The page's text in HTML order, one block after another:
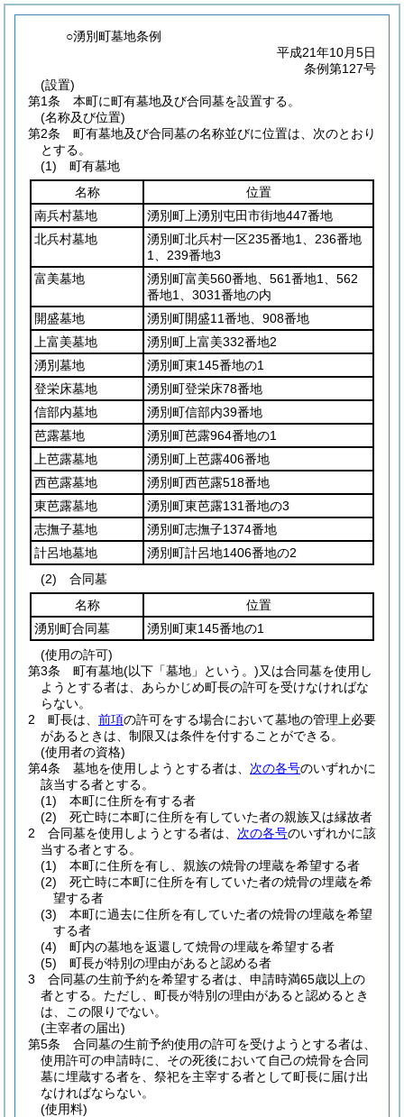
○湧別町墓地条例
平成21年10月5日
条例第127号
(設置)
第1条
本町に町有墓地及び合同墓を設置する。
(名称及び位置)
第2条
町有墓地及び合同墓の名称並びに位置は、次のとおり
とする。
(1)
町有墓地
名称
位置
南兵村墓地
湧別町上湧別屯田市街地447番地
北兵村墓地
湧別町北兵村一区235番地1、236番地
1、239番地3
富美墓地
湧別町富美560番地、561番地1、562
番地1、3031番地の内
開盛墓地
湧別町開盛11番地、908番地
上富美墓地
湧別町上富美332番地2
湧別墓地
湧別町東145番地の1
登栄床墓地
湧別町登栄床78番地
信部内墓地
湧別町信部内39番地
芭露墓地
湧別町芭露964番地の1
上芭露墓地
湧別町上芭露406番地
西芭露墓地
湧別町西芭露518番地
東芭露墓地
湧別町東芭露131番地の3
志撫子墓地
湧別町志撫子1374番地
計呂地墓地
湧別町計呂地1406番地の2
(2)
合同墓
名称
位置
湧別町合同墓
湧別町東145番地の1
(使用の許可)
第3条
町有墓地(以下「墓地」という。)又は合同墓を使用し
ようとする者は、あらかじめ町長の許可を受けなければな
らない。
2
町長は、 前項の許可をする場合において墓地の管理上必要
があるときは、制限又は条件を付することができる。
(使用者の資格)
第4条
墓地を使用しようとする者は、 次の各号のいずれかに
該当する者とする。
(1)
本町に住所を有する者
(2)
死亡時に本町に住所を有していた者の親族又は縁故者
2
合同墓を使用しようとする者は、 次の各号のいずれかに該
当する者とする。
(1)
本町に住所を有し、親族の焼骨の埋蔵を希望する者
(2)
死亡時に本町に住所を有していた者の焼骨の埋蔵を希
望する者
(3)
本町に過去に住所を有していた者の焼骨の埋蔵を希望
する者
(4)
町内の墓地を返還して焼骨の埋蔵を希望する者
(5)
町長が特別の理由があると認める者
3
合同墓の生前予約を希望する者は、申請時満65歳以上の
者とする。 ただし、町長が特別の理由があると認めるとき
は、この限りでない。
(主宰者の届出)
第5条
合同墓の生前予約使用の許可を受けようとする者は、
使用許可の申請時に、その死後において自己の焼骨を合同
墓に埋蔵する者を、祭祀を主宰する者として町長に届け出
なければならない。
(使用料)